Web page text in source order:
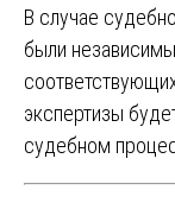
В случае
были
экспертизы
судебном